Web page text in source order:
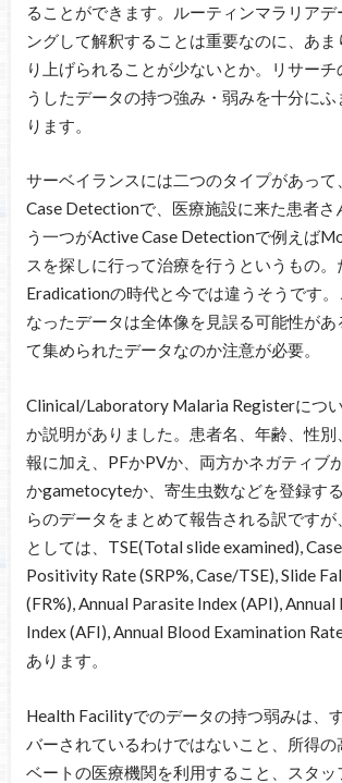
ることができます。ルーティンマラリアデ
ングして解釈することは重要なのに、あま
り上げられることが少ないとか。リサーチ
うしたデータの持つ強み・弱みを十分に
ります。
サーベイランスには二つのタイプがあって
Case Detectionで、医療施設に来た患者さ
う一つがActive Case Detectionで例えば
スを探しに行って治療を行うというもの。
Eradicationの時代と今では違うそうです
なったデータは全体像を見誤る可能性があ
て集められたデータなのか注意が必要。
Clinical/Laboratory Malaria Registerにつ
か説明がありました。患者名、年齢、性
報に加え、PFかPVか、両方かネガティブ
かgametocyteか、寄生虫数などを登録す
らのデータをまとめて報告される訳です
としては、TSE(Total slide examined),
Positivity Rate (SRP%, Case/TSE), Slide
(FR%), Annual Parasite Index (API), Annual
Index (AFI), Annual Blood Examination
あります。
Health Facilityでのデータの持つ弱みは、
バーされているわけではないこと、所得の
ベートの医療機関を利用すること、スタッ